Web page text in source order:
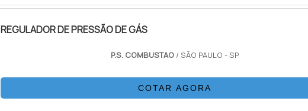
REGULADOR DE PRESSÃO DE GÁS
P.S. COMBUSTAO / SÃO PAULO - SP
COTAR AGORA